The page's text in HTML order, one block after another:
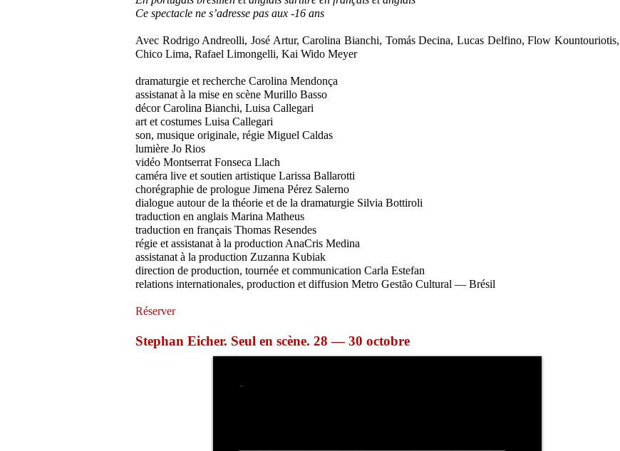
Ce spectacle ne s’adresse pas aux -16 ans
Avec Rodrigo Andreolli, José Artur, Carolina Bianchi, Tomás Decina, Lucas Delfino, Flow Kountouriotis,
Chico Lima, Rafael Limongelli, Kai Wido Meyer
dramaturgie et recherche Carolina Mendonça
assistanat à la mise en scène Murillo Basso
décor Carolina Bianchi, Luisa Callegari
art et costumes Luisa Callegari
son, musique originale, régie Miguel Caldas
lumière Jo Rios
vidéo Montserrat Fonseca Llach
caméra live et soutien artistique Larissa Ballarotti
chorégraphie de prologue Jimena Pérez Salerno
dialogue autour de la théorie et de la dramaturgie Silvia Bottiroli
traduction en anglais Marina Matheus
traduction en français Thomas Resendes
régie et assistanat à la production AnaCris Medina
assistanat à la production Zuzanna Kubiak
direction de production, tournée et communication Carla Estefan
relations internationales, production et diffusion Metro Gestão Cultural — Brésil
Réserver
Stephan Eicher. Seul en scène. 28 — 30 octobre